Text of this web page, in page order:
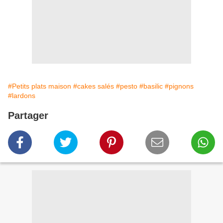
#Petits plats maison #cakes salés #pesto #basilic #pignons
#lardons
Partager